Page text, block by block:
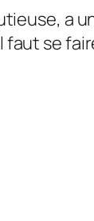
a
se